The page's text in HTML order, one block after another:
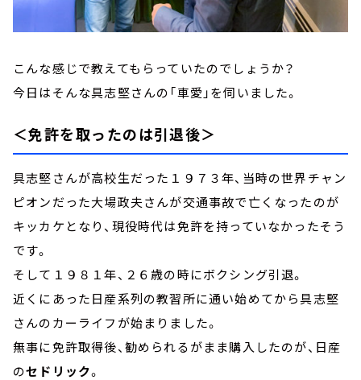
こんな感じで教えてもらっていたのでしょうか？
今日はそんな具志堅さんの「車愛」を伺いました。
＜免許を取ったのは引退後＞
具志堅さんが高校生だった１９７３年、当時の世界チャン
ピオンだった大場政夫さんが交通事故で亡くなったのが
キッカケとなり、現役時代は免許を持っていなかったそう
です。
そして１９８１年、２６歳の時にボクシング引退。
近くにあった日産系列の教習所に通い始めてから具志堅
さんのカーライフが始まりました。
無事に免許取得後、勧められるがまま購入したのが、日産
のセドリック。